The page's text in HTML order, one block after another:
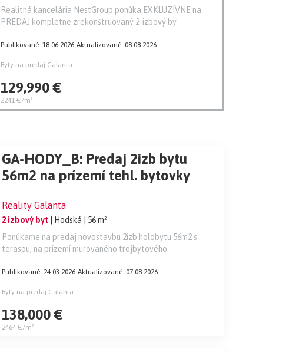
Realitná kancelária NestGroup ponúka EXKLUZÍVNE na
PREDAJ kompletne zrekonštruovaný 2-izbový by
Publikované: 18.06.2026 Aktualizované: 08.08.2026
Byty na predaj Galanta
129,990 €
2241 €/m²
GA-HODY_B: Predaj 2izb bytu
56m2 na prízemí tehl. bytovky
Reality Galanta
2 izbový byt | Hodská
| 56 m²
Ponúkame na predaj novostavbu 2izb holobytu 56m2 s
terasou, na prízemí murovaného trojbytového
Publikované: 24.03.2026 Aktualizované: 07.08.2026
Byty na predaj Galanta
138,000 €
2464 €/m²